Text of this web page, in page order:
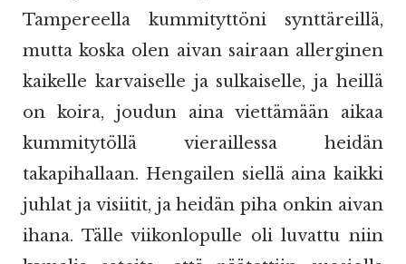
Tampereella kummityttöni synttäreillä,
mutta koska olen aivan sairaan allerginen
kaikelle karvaiselle ja sulkaiselle, ja heillä
on koira, joudun aina viettämään aikaa
kummitytöllä vieraillessa heidän
takapihallaan. Hengailen siellä aina kaikki
juhlat ja visiitit, ja heidän piha onkin aivan
ihana. Tälle viikonlopulle oli luvattu niin